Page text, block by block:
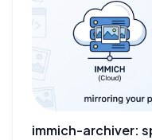
immich-archiver: